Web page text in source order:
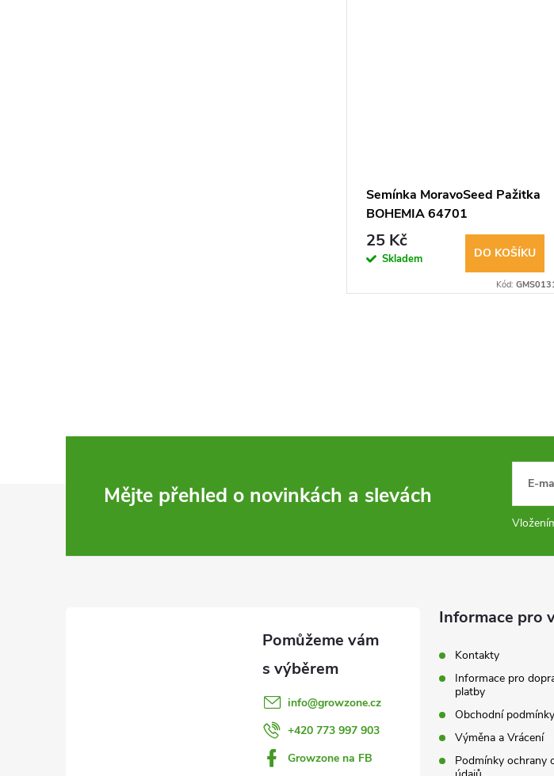
Semínka MoravoSeed Pažitka
BOHEMIA 64701
25 Kč
Skladem DO KOŠÍKU
Kód:
Mějte přehled o novinkách a slevách E-
info@growzone.cz
+420 773 997 903
Growzone na FB
Informace pro
Kontakty
Informace pro
platby
Obchodní podmínky
Výměna a Vrácení
Podmínky ochrany